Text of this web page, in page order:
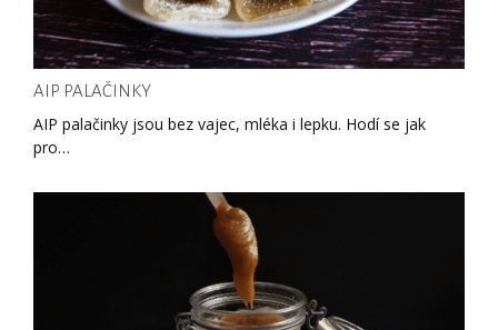
AIP PALAČINKY
AIP palačinky jsou bez vajec, mléka i lepku. Hodí se jak
pro…